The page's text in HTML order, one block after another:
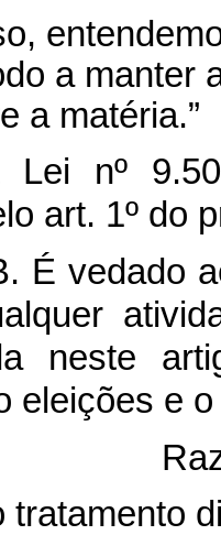
a manter
a matéria.”
Lei nº
art. 1º do
É vedado
neste
eleições e
tratamento